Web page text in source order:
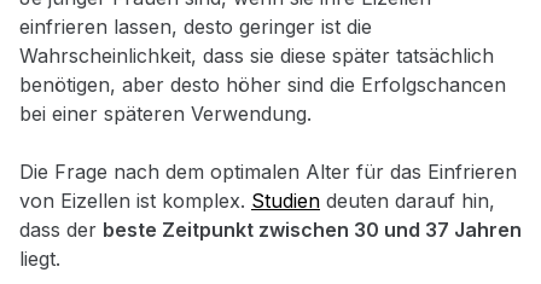
einfrieren lassen, desto geringer ist die
Wahrscheinlichkeit, dass sie diese später tatsächlich
benötigen, aber desto höher sind die Erfolgschancen
bei einer späteren Verwendung.
Die Frage nach dem optimalen Alter für das Einfrieren
von Eizellen ist komplex. Studien deuten darauf hin,
dass der beste Zeitpunkt zwischen 30 und 37 Jahren
liegt.